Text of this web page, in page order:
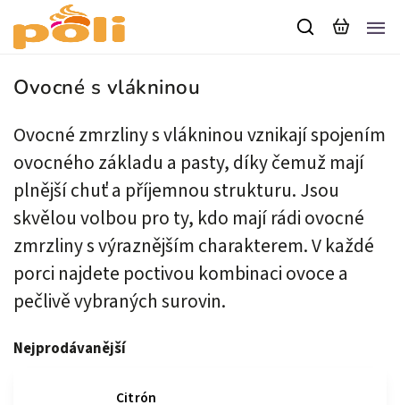
Ovocné s vlákninou
Ovocné zmrzliny s vlákninou vznikají spojením
ovocného základu a pasty, díky čemuž mají
plnější chuť a příjemnou strukturu. Jsou
skvělou volbou pro ty, kdo mají rádi ovocné
zmrzliny s výraznějším charakterem. V každé
porci najdete poctivou kombinaci ovoce a
pečlivě vybraných surovin.
Nejprodávanější
Citrón